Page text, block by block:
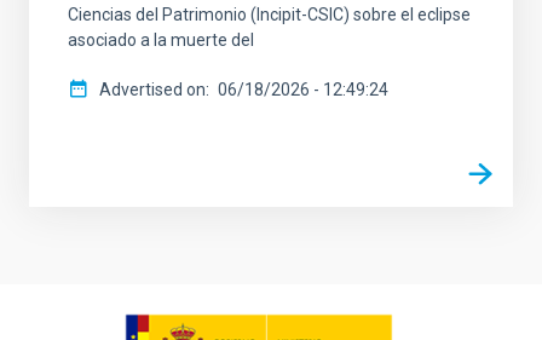
Ciencias del Patrimonio (Incipit-CSIC) sobre el eclipse
asociado a la muerte del
Advertised on 06/18/2026 - 12:49:24